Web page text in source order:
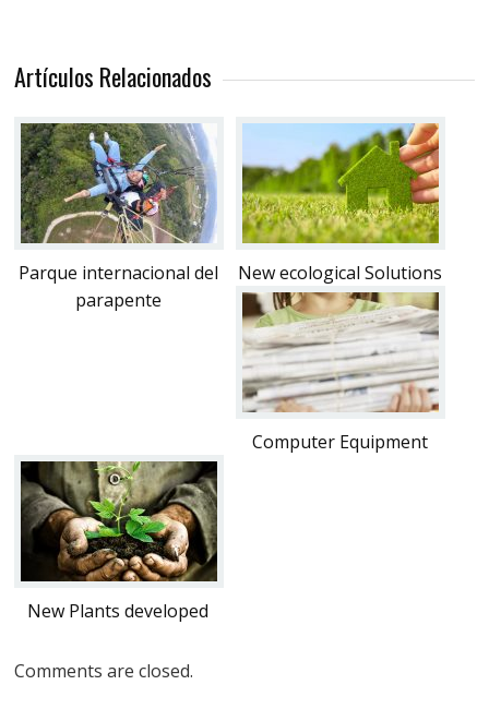
Artículos Relacionados
Parque internacional del
parapente
New ecological Solutions
Computer Equipment
New Plants developed
Comments are closed.